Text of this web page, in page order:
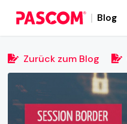
Blog
Zurück zum Blog